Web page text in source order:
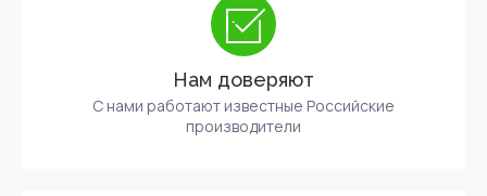
Нам доверяют
С нами работают известные Российские
производители